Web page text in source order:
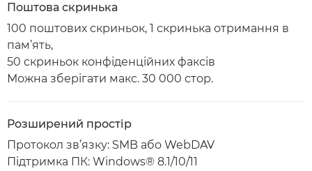
Поштова скринька
100 поштових скриньок, 1 скринька отримання в
пам’ять,
50 скриньок конфіденційних факсів
Можна зберігати макс. 30 000 стор.
Розширений простір
Протокол зв’язку: SMB або WebDAV
Підтримка ПК: Windows® 8.1/10/11